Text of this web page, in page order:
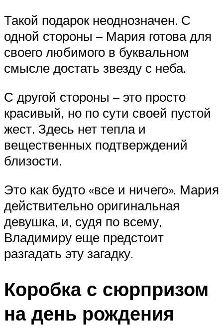
Такой подарок неоднозначен. С
одной стороны – Мария готова для
своего любимого в буквальном
смысле достать звезду с неба.
С другой стороны – это просто
красивый, но по сути своей пустой
жест. Здесь нет тепла и
вещественных подтверждений
близости.
Это как будто «все и ничего». Мария
действительно оригинальная
девушка, и, судя по всему,
Владимиру еще предстоит
разгадать эту загадку.
Коробка с сюрпризом
на день рождения